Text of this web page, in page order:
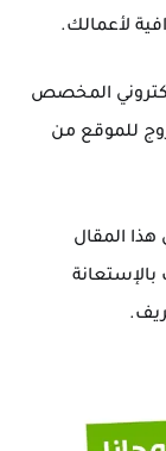
لأعمالك.
المخصص
للموقع من
المقال